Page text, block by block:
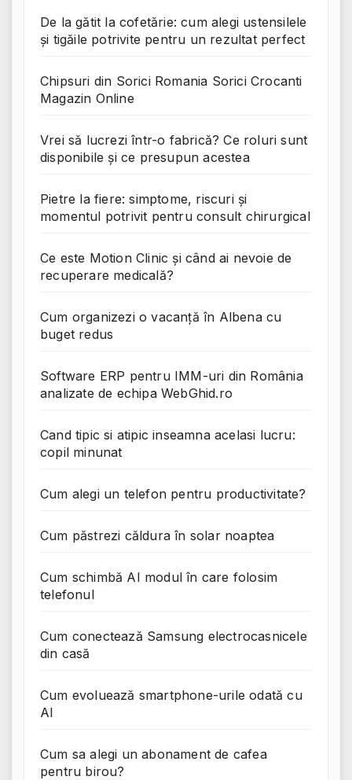
De la gătit la cofetărie: cum alegi ustensilele
și tigăile potrivite pentru un rezultat perfect
Chipsuri din Sorici Romania Sorici Crocanti
Magazin Online
Vrei să lucrezi într-o fabrică? Ce roluri sunt
disponibile și ce presupun acestea
Pietre la fiere: simptome, riscuri și
momentul potrivit pentru consult chirurgical
Ce este Motion Clinic și când ai nevoie de
recuperare medicală?
Cum organizezi o vacanță în Albena cu
buget redus
Software ERP pentru IMM-uri din România
analizate de echipa WebGhid.ro
Cand tipic si atipic inseamna acelasi lucru:
copil minunat
Cum alegi un telefon pentru productivitate?
Cum păstrezi căldura în solar noaptea
Cum schimbă AI modul în care folosim
telefonul
Cum conectează Samsung electrocasnicele
din casă
Cum evoluează smartphone-urile odată cu
AI
Cum sa alegi un abonament de cafea
pentru birou?